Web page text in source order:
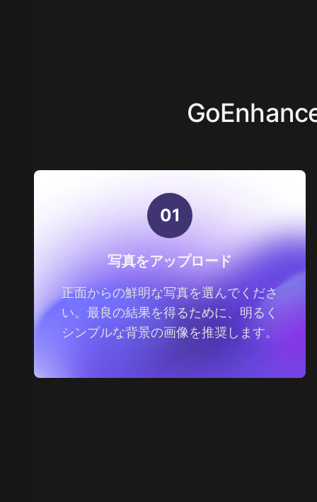
01
写真をアップロード
正面からの鮮明な写真を選んでくださ
い。最良の結果を得るために、明るく
シンプルな背景の画像を推奨します。